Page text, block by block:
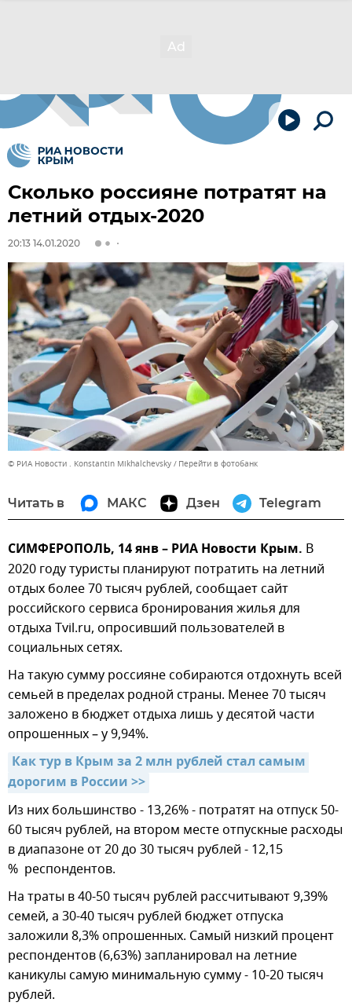
Сколько россияне потратят на
летний отдых-2020
20:13 14.01.2020
© РИА Новости . Konstantin Mikhalchevsky Перейти в фотобанк
Читать в МАКС Дзен Telegram
СИМФЕРОПОЛЬ, 14 янв – РИА Новости Крым. В
2020 году туристы планируют потратить на летний
отдых более 70 тысяч рублей, сообщает сайт
российского сервиса бронирования жилья для
отдыха Tvil.ru, опросивший пользователей в
социальных сетях.
На такую сумму россияне собираются отдохнуть всей
семьей в пределах родной страны. Менее 70 тысяч
заложено в бюджет отдыха лишь у десятой части
опрошенных – у 9,94%.
Как тур в Крым за 2 млн рублей стал самым
дорогим в России >>
Из них большинство - 13,26% - потратят на отпуск 50-
60 тысяч рублей, на втором месте отпускные расходы
в диапазоне от 20 до 30 тысяч рублей - 12,15
% респондентов.
На траты в 40-50 тысяч рублей рассчитывают 9,39%
семей, а 30-40 тысяч рублей бюджет отпуска
заложили 8,3% опрошенных. Самый низкий процент
респондентов (6,63%) запланировал на летние
каникулы самую минимальную сумму - 10-20 тысяч
рублей.